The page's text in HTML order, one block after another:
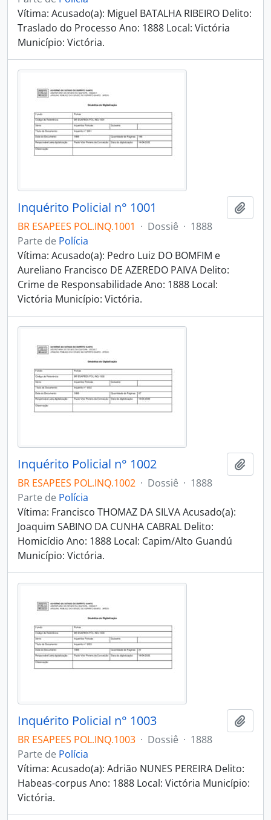
Vítima: Acusado(a): Miguel BATALHA RIBEIRO Delito:
Traslado do Processo Ano: 1888 Local: Victória
Município: Victória.
Inquérito Policial n° 1001
BR ESAPEES POL.INQ.1001 · Dossiê · 1888
Parte de Polícia
Vítima: Acusado(a): Pedro Luiz DO BOMFIM e
Aureliano Francisco DE AZEREDO PAIVA Delito:
Crime de Responsabilidade Ano: 1888 Local:
Victória Município: Victória.
Inquérito Policial n° 1002
BR ESAPEES POL.INQ.1002 · Dossiê · 1888
Parte de Polícia
Vítima: Francisco THOMAZ DA SILVA Acusado(a):
Joaquim SABINO DA CUNHA CABRAL Delito:
Homicídio Ano: 1888 Local: Capim/Alto Guandú
Município: Victória.
Inquérito Policial n° 1003
BR ESAPEES POL.INQ.1003 · Dossiê · 1888
Parte de Polícia
Vítima: Acusado(a): Adrião NUNES PEREIRA Delito:
Habeas-corpus Ano: 1888 Local: Victória Município:
Victória.